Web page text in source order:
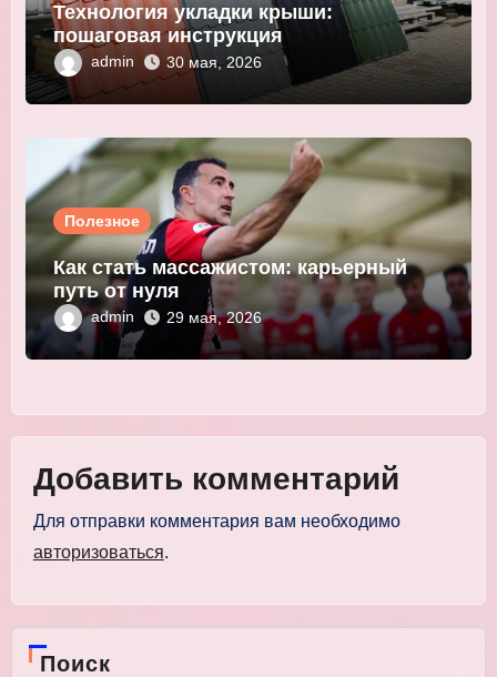
Технология укладки крыши:
пошаговая инструкция
admin 30 мая, 2026
Полезное
Как стать массажистом: карьерный
путь от нуля
admin 29 мая, 2026
Добавить комментарий
Для отправки комментария вам необходимо
авторизоваться.
Поиск